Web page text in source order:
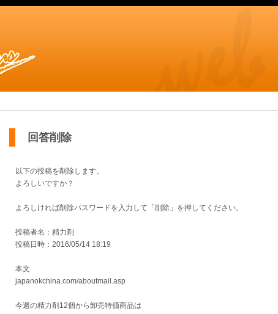
回答削除
以下の投稿を削除します。
よろしいですか？
よろしければ削除パスワードを入力して「削除」を押してください。
投稿者名：精力剤
投稿日時：2016/05/14 18:19
本文
japanokchina.com/aboutmail.asp
今週の精力剤12個から卸売特価商品は